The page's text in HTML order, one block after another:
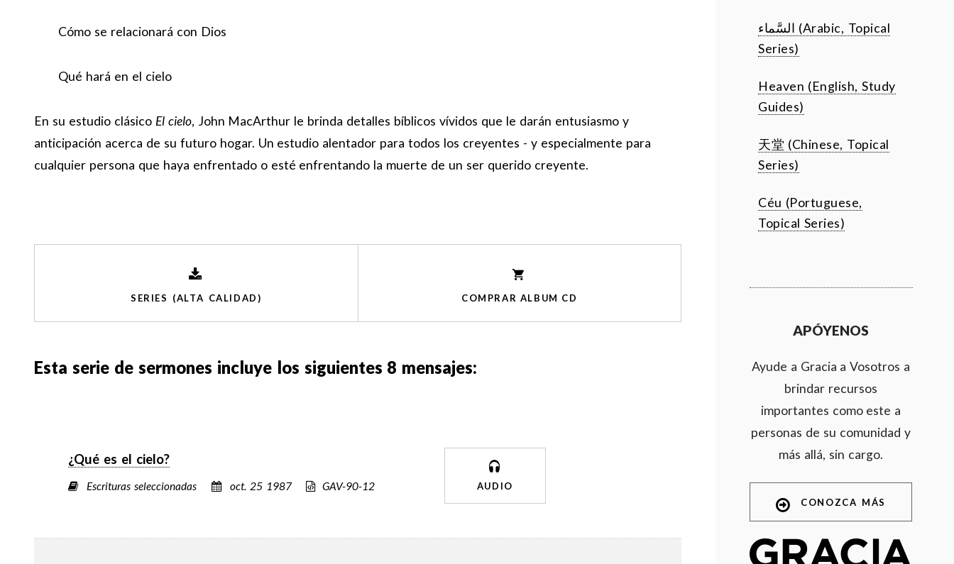
Cómo se relacionará con Dios
Qué hará en el cielo
En su estudio clásico El cielo, John MacArthur le brinda detalles bíblicos vívidos que le darán entusiasmo y
anticipación acerca de su futuro hogar. Un estudio alentador para todos los creyentes - y especialmente para
cualquier persona que haya enfrentado o esté enfrentando la muerte de un ser querido creyente.
SERIES (ALTA CALIDAD) COMPRAR ALBUM CD
Esta serie de sermones incluye los siguientes 8 mensajes:
¿Qué es el cielo?
Escrituras seleccionadas oct. 25 1987 GAV-90-12 AUDIO
السَّماء (Arabic, Topical
Series)
Heaven (English, Study
Guides)
天堂 (Chinese, Topical
Series)
Céu (Portuguese,
Topical Series)
APÓYENOS
Ayude a Gracia a Vosotros a
brindar recursos
importantes como este a
personas de su comunidad y
más allá, sin cargo.
CONOZCA MÁS